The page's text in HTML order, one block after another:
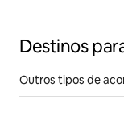
Destinos
Outros tipos de